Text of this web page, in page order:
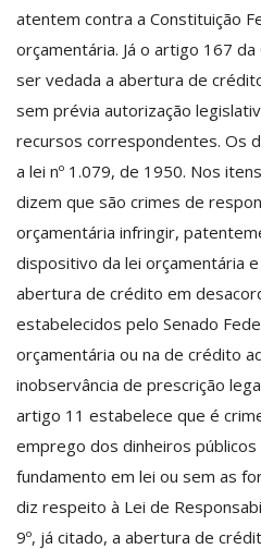
atentem contra a Constituição
orçamentária. Já o artigo 167
ser vedada a abertura de
sem prévia autorização
recursos correspondentes. Os
a lei nº 1.079, de 1950. Nos
dizem que são crimes de
orçamentária infringir,
dispositivo da lei orçamentária
abertura de crédito em
estabelecidos pelo Senado
orçamentária ou na de crédito
inobservância de prescrição
artigo 11 estabelece que é
emprego dos dinheiros
fundamento em lei ou sem as
diz respeito à Lei de
9º, já citado, a abertura de